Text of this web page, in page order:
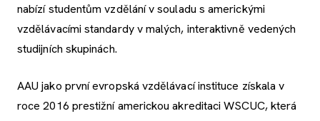
nabízí studentům vzdělání v souladu s americkými
vzdělávacími standardy v malých, interaktivně vedených
studijních skupinách.
AAU jako první evropská vzdělávací instituce získala v
roce 2016 prestižní americkou akreditaci WSCUC, která